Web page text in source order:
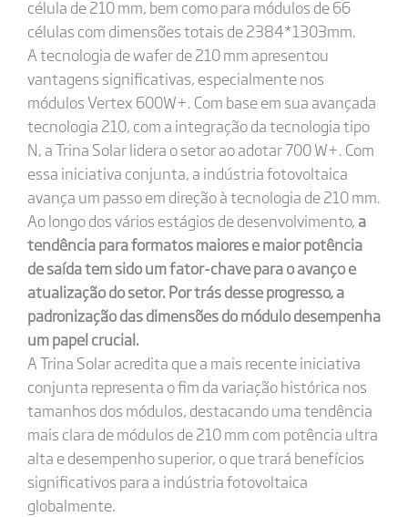
célula de 210 mm, bem como para módulos de 66
células com dimensões totais de 2384*1303mm.
A tecnologia de wafer de 210 mm apresentou
vantagens significativas, especialmente nos
módulos Vertex 600W+. Com base em sua avançada
tecnologia 210, com a integração da tecnologia tipo
N, a Trina Solar lidera o setor ao adotar 700 W+. Com
essa iniciativa conjunta, a indústria fotovoltaica
avança um passo em direção à tecnologia de 210 mm.
Ao longo dos vários estágios de desenvolvimento, a
tendência para formatos maiores e maior potência
de saída tem sido um fator-chave para o avanço e
atualização do setor. Por trás desse progresso, a
padronização das dimensões do módulo desempenha
um papel crucial.
A Trina Solar acredita que a mais recente iniciativa
conjunta representa o fim da variação histórica nos
tamanhos dos módulos, destacando uma tendência
mais clara de módulos de 210 mm com potência ultra
alta e desempenho superior, o que trará benefícios
significativos para a indústria fotovoltaica
globalmente.